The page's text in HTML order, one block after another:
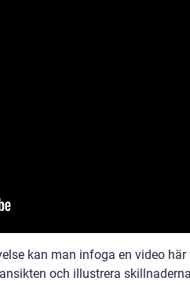
kan man infoga en video
och illustrera